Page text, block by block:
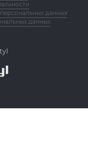
данных
данных